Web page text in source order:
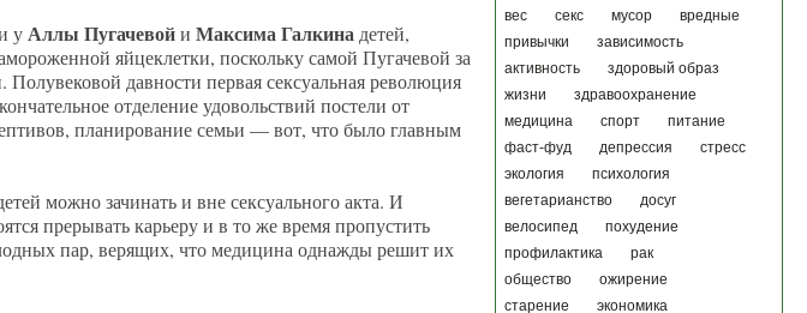
вес
секс мусор
вредные
привычки
зависимость
активность
здоровый образ
жизни
здравоохранение
медицина
спорт
питание
фаст-фуд
депрессия
стресс
экология
психология
вегетарианство
досуг
велосипед
похудение
профилактика
рак
общество
ожирение
старение
экономика
уАллы Пугачевойи Максима Галкина детей,
яйцеклетки, поскольку самой Пугачевой за
Полувековой давности первая сексуальная революция
отделение удовольствий постели от
планирование семьи –– вот, что было главным
можно зачинать и вне сексуального акта. И
прерывать карьеру и в то же время пропустить
пар, верящих, что медицина однажды решит их